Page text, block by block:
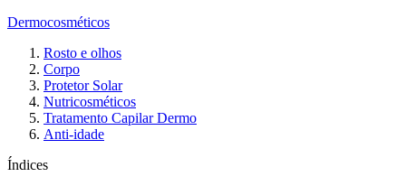
Dermocosméticos
Rosto e olhos
Corpo
Protetor Solar
Nutricosméticos
Tratamento Capilar Dermo
Anti-idade
Índices